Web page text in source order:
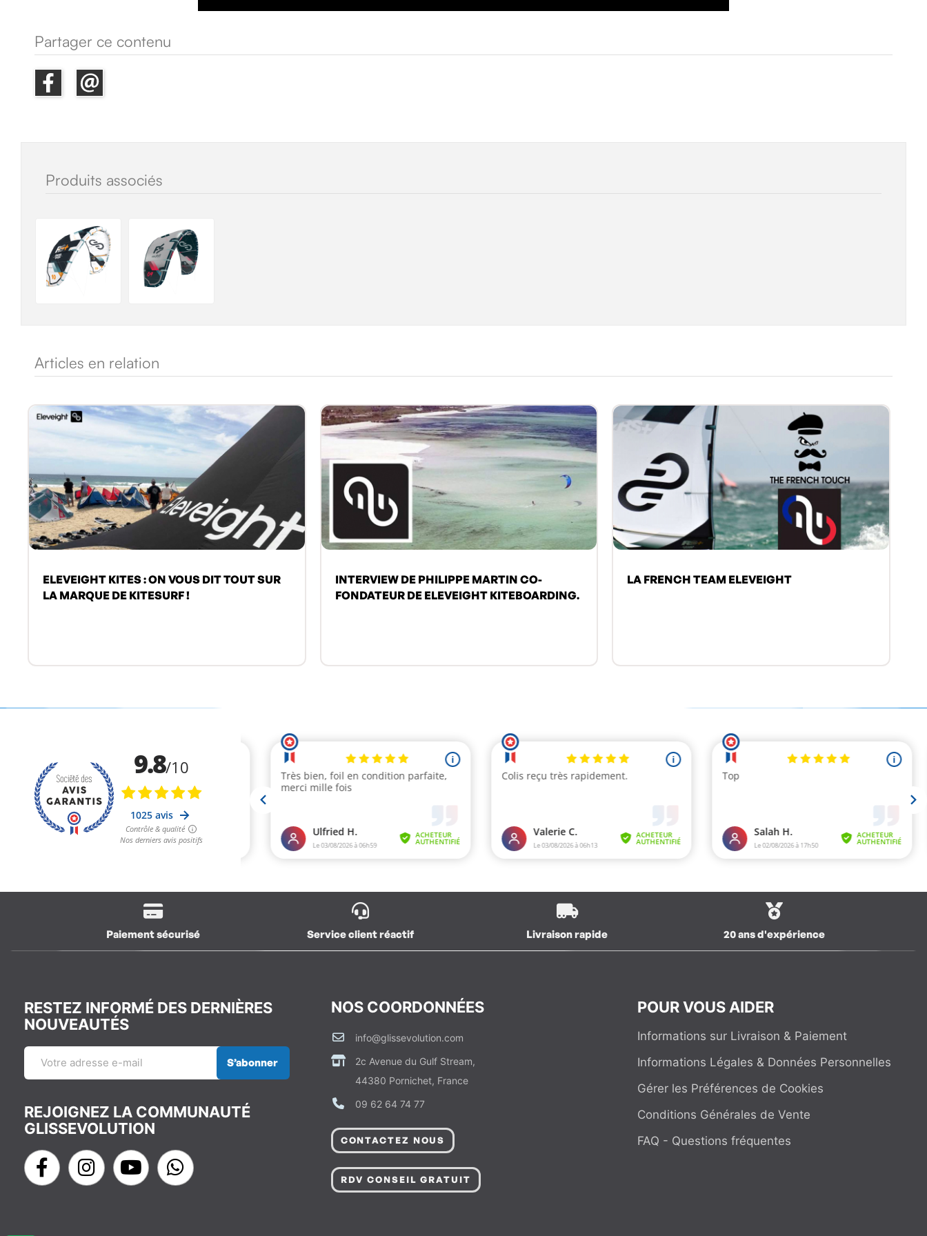
Partager ce contenu
Produits associés
Articles en relation
ELEVEIGHT KITES : ON VOUS DIT TOUT SUR
LA MARQUE DE KITESURF !
INTERVIEW DE PHILIPPE MARTIN CO-
FONDATEUR DE ELEVEIGHT KITEBOARDING.
LA FRENCH TEAM ELEVEIGHT
Paiement sécurisé Service client réactif Livraison rapide 20 ans d'expérience
RESTEZ INFORMÉ DES DERNIÈRES
NOUVEAUTÉS
S’abonner
REJOIGNEZ LA COMMUNAUTÉ
GLISSEVOLUTION
NOS COORDONNÉES
info@glissevolution.com
2c Avenue du Gulf Stream,
44380 Pornichet, France
09 62 64 74 77
CONTACTEZ NOUS
RDV CONSEIL GRATUIT
POUR VOUS AIDER
Informations sur Livraison & Paiement
Informations Légales & Données Personnelles
Gérer les Préférences de Cookies
Conditions Générales de Vente
FAQ - Questions fréquentes